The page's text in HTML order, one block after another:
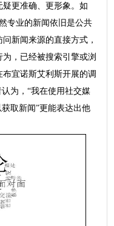
更准确、更形象。如
专业的新闻依旧是公共
新闻来源的直接方式，
，已经被搜索引擎或浏
宜诺斯艾利斯开展的调
为，“我在使用社交媒
取新闻”更能表达出他